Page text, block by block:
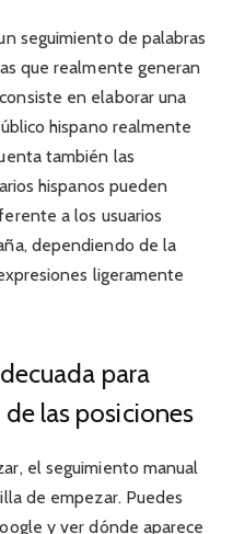
seguimiento de palabras
que realmente generan
en elaborar una
hispano realmente
también las
hispanos pueden
a los usuarios
dependiendo de la
ligeramente
para
las posiciones
el seguimiento manual
de empezar. Puedes
y ver dónde aparece